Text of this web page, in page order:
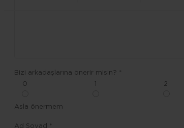
Bizi arkadaşlarına önerir misin? *
0
2
Asla önermem
Ad Soyad *